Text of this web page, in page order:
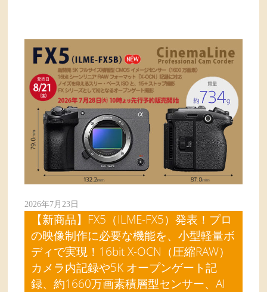
2026年7月23日
【新商品】FX5（ILME-FX5）発表！プロ
の映像制作に必要な機能を、小型軽量ボ
ディで実現！16bit X-OCN（圧縮RAW）
カメラ内記録や5K オープンゲート記
録、約1660万画素積層型センサー、AI